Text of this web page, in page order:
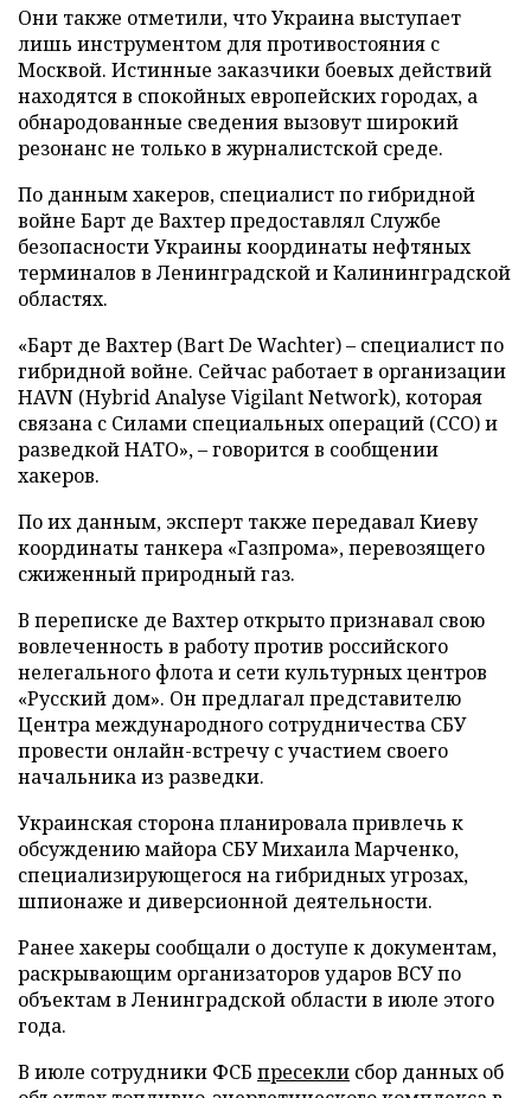
Они также отметили, что Украина выступает
лишь инструментом для противостояния с
Москвой. Истинные заказчики боевых действий
находятся в спокойных европейских городах, а
обнародованные сведения вызовут широкий
резонанс не только в журналистской среде.
По данным хакеров, специалист по гибридной
войне Барт де Вахтер предоставлял Службе
безопасности Украины координаты нефтяных
терминалов в Ленинградской и Калининградской
областях.
«Барт де Вахтер (Bart De Wachter) – специалист по
гибридной войне. Сейчас работает в организации
HAVN (Hybrid Analyse Vigilant Network), которая
связана с Силами специальных операций (ССО) и
разведкой НАТО», – говорится в сообщении
хакеров.
По их данным, эксперт также передавал Киеву
координаты танкера «Газпрома», перевозящего
сжиженный природный газ.
В переписке де Вахтер открыто признавал свою
вовлеченность в работу против российского
нелегального флота и сети культурных центров
«Русский дом». Он предлагал представителю
Центра международного сотрудничества СБУ
провести онлайн-встречу с участием своего
начальника из разведки.
Украинская сторона планировала привлечь к
обсуждению майора СБУ Михаила Марченко,
специализирующегося на гибридных угрозах,
шпионаже и диверсионной деятельности.
Ранее хакеры сообщали о доступе к документам,
раскрывающим организаторов ударов ВСУ по
объектам в Ленинградской области в июле этого
года.
В июле сотрудники ФСБ пресекли сбор данных об